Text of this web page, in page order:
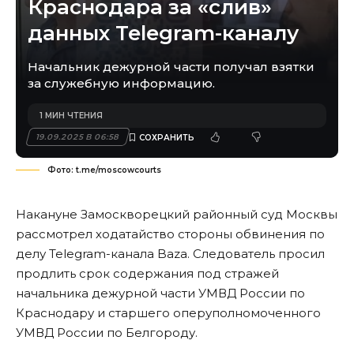
Краснодара за «слив»
данных Telegram-каналу
Начальник дежурной части получал взятки
за служебную информацию.
19.09.2025 В 06:58
1 МИН ЧТЕНИЯ
Фото: t.me/moscowcourts
Накануне Замоскворецкий районный суд Москвы
рассмотрел ходатайство стороны обвинения по
делу Telegram-канала Baza. Следователь просил
продлить срок содержания под стражей
начальника дежурной части УМВД России по
Краснодару и старшего оперуполномоченного
УМВД России по Белгороду.